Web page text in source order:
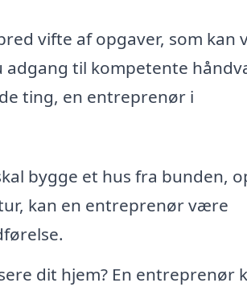
vifte af opgaver, som kan
til kompetente
ting, en entreprenør i
bygge et hus fra bunden,
kan en entreprenør være
dit hjem? En entreprenør